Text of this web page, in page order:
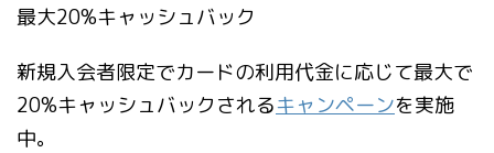
最大20%キャッシュバック
新規入会者限定でカードの利用代金に応じて最大で
20%キャッシュバックされるキャンペーンを実施
中。